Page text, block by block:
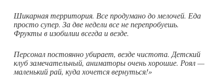
Шикарная территория. Все продумано до мелочей. Еда
просто супер. За две недели все не перепробуешь.
Фрукты в изобилии всегда и везде.
Персонал постоянно убирает, везде чистота. Детский
клуб замечательный, аниматоры очень хорошие. Роял —
маленький рай, куда хочется вернуться!»